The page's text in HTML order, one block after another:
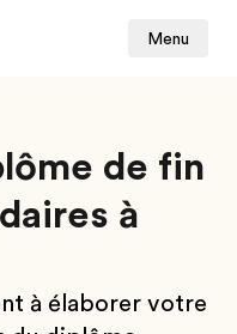
Menu
de fin
à
à élaborer votre